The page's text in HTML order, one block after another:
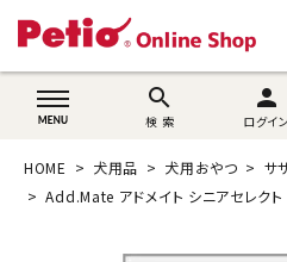
wovn-
search
検 索
person
ログイン
猫用品
うさぎ用品
HOME 犬用品 犬用おやつ サ
Add.Mate アドメイト シニアセレク